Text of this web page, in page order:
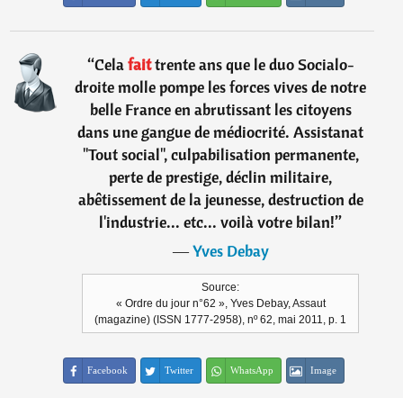
“Celafaittrente ans que le duo Socialo-
droite molle pompe les forces vives de notre
belle France en abrutissant les citoyens
dans une gangue de médiocrité. Assistanat
"Tout social", culpabilisation permanente,
perte de prestige, déclin militaire,
abêtissement de la jeunesse, destruction de
l'industrie... etc... voilà votre bilan!”
―Yves Debay
Source:
« Ordre du jour n°62 », Yves Debay, Assaut
(magazine) (ISSN 1777-2958), nº 62, mai 2011, p. 1
Facebook Twitter WhatsApp Image